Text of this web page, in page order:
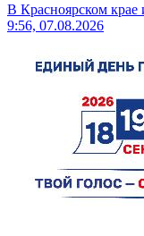
В Красноярском крае
9:56, 07.08.2026